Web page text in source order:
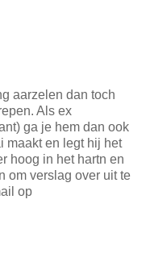
aarzelen dan toch
Als ex
ga je hem dan ook
maakt en legt hij het
hoog in het hartn en
om verslag over uit te
op